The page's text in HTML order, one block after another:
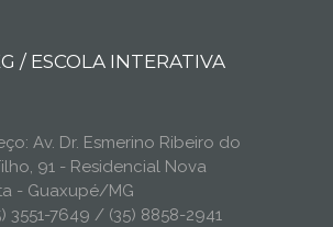
/ ESCOLA INTERATIVA
Av. Dr. Esmerino Ribeiro do
91 - Residencial Nova
- Guaxupé/MG
3551-7649 / (35) 8858-2941